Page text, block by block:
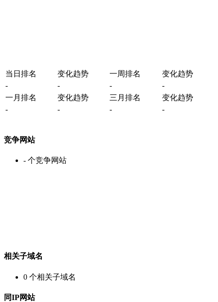
当日排名 变化趋势 一周排名
变化趋势
-
- -
-
一月排名
变化趋势 三月排名
变化趋势
-
- - -
竞争网站
- 个竞争网站
相关子域名
0 个相关子域名
同IP网站